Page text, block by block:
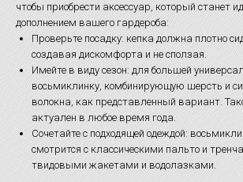
чтобы приобрести аксессуар, который станет
дополнением вашего гардероба:
Проверьте посадку: кепка должна плотно
создавая дискомфорта и не сползая.
Имейте в виду сезон: для большей
восьмиклинку, комбинирующую шерсть и
волокна, как представленный вариант.
актуален в любое время года.
Сочетайте с подходящей одеждой:
смотрится с классическими пальто и
твидовыми жакетами и водолазками.